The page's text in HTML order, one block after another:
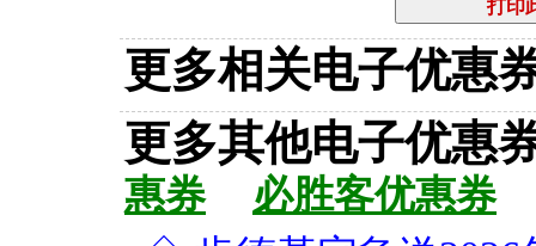
更多相关电子优惠
更多其他电子优
惠券
必胜客优惠券